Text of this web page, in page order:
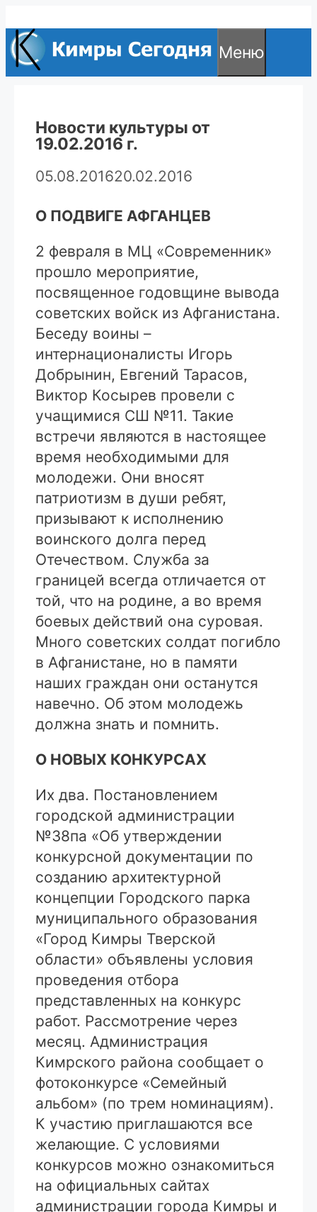
к
содержимому
Меню
Новости культуры от
19.02.2016 г.
05.08.201620.02.2016
О ПОДВИГЕ АФГАНЦЕВ
2 февраля в МЦ «Современник»
прошло мероприятие,
посвященное годовщине вывода
советских войск из Афганистана.
Беседу воины –
интернационалисты Игорь
Добрынин, Евгений Тарасов,
Виктор Косырев провели с
учащимися СШ №11. Такие
встречи являются в настоящее
время необходимыми для
молодежи. Они вносят
патриотизм в души ребят,
призывают к исполнению
воинского долга перед
Отечеством. Служба за
границей всегда отличается от
той, что на родине, а во время
боевых действий она суровая.
Много советских солдат погибло
в Афганистане, но в памяти
наших граждан они останутся
навечно. Об этом молодежь
должна знать и помнить.
О НОВЫХ КОНКУРСАХ
Их два. Постановлением
городской администрации
№38па «Об утверждении
конкурсной документации по
созданию архитектурной
концепции Городского парка
муниципального образования
«Город Кимры Тверской
области» объявлены условия
проведения отбора
представленных на конкурс
работ. Рассмотрение через
месяц. Администрация
Кимрского района сообщает о
фотоконкурсе «Семейный
альбом» (по трем номинациям).
К участию приглашаются все
желающие. С условиями
конкурсов можно ознакомиться
на официальных сайтах
администрации города Кимры и